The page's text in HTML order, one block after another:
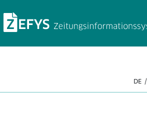
ZEFYS
DE |